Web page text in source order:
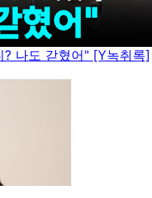
? 나도 갇혔어" [Y녹취록]